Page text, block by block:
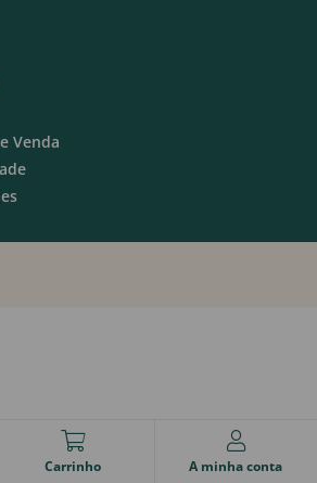
Venda
Carrinho A minha conta